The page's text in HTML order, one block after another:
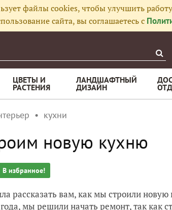
файлы cookies, чтобы улучшить
сайта, вы соглашаетесь с
ЦВЕТЫ И
РАСТЕНИЯ
ЛАНДШАФТНЫЙ
ДИЗАЙН
кухни
новую кухню
В избранное!
рассказать вам, как мы строили
мы решили начать ремонт, так как